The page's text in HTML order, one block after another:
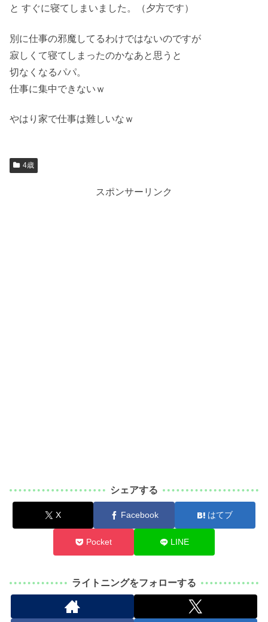
と すぐに寝てしまいました。（夕方です）
別に仕事の邪魔してるわけではないのですが
寂しくて寝てしまったのかなあと思うと
切なくなるパパ。
仕事に集中できないｗ
やはり家で仕事は難しいなｗ
4歳
スポンサーリンク
シェアする
X Facebook はてブ
Pocket LINE
ライトニングをフォローする